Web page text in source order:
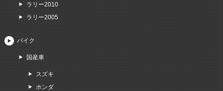
ラリー2010
ラリー2005
バイク
国産車
スズキ
ホンダ